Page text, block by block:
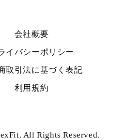
会社概要
イバシーポリシー
取引法に基づく表記
利用規約
All Rights Reserved.